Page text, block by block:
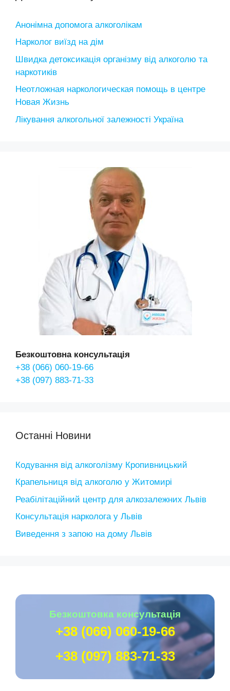
Анонімна допомога алкоголікам
Нарколог виїзд на дім
Швидка детоксикація організму від алкоголю та
наркотиків
Неотложная наркологическая помощь в центре
Новая Жизнь
Лікування алкогольної залежності Україна
Безкоштовна консультація
+38 (066) 060-19-66
+38 (097) 883-71-33
Останні Новини
Кодування від алкоголізму Кропивницький
Крапельниця від алкоголю у Житомирі
Реабілітаційний центр для алкозалежних Львів
Консультація нарколога у Львів
Виведення з запою на дому Львів
Безкоштовка консультація
+38 (066) 060-19-66
+38 (097) 883-71-33